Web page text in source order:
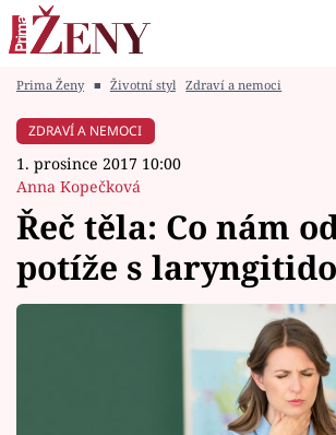
Módní alarm
Zrádci
Témata
Prima Ženy ■ Životní styl Zdraví a nemoci
ZDRAVÍ A NEMOCI
1. prosince 2017 10:00
Anna Kopečková
Řeč těla: Co nám
potíže s